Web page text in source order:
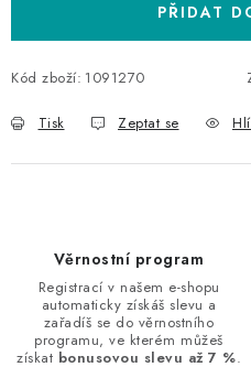
PŘIDAT
Kód zboží: 1091270
Tisk Zeptat se
Věrnostní program
Registrací v našem e-shopu
automaticky získáš slevu a
zařadíš se do věrnostního
programu, ve kterém můžeš
získat bonusovou slevu až 7 %.